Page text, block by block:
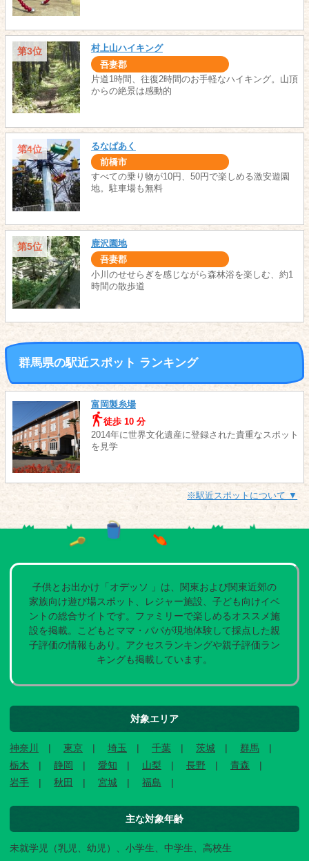
第3位 村上山ハイキング
吾妻郡
片道1時間、往復2時間のお手軽なハイキング。山頂
からの絶景は感動的
第4位 るなぱあく
前橋市
すべての乗り物が10円、50円で楽しめる激安遊園
地。駐車場も無料
第5位 鹿沢園地
吾妻郡
小川のせせらぎを感じながら森林浴を楽しむ、約1
時間の散歩道
群馬県の駅近スポット ランキング
富岡製糸場
徒歩 10 分
2014年に世界文化遺産に登録された貴重なスポット
を見学
※駅近スポットについて ▼
子供とお出かけ「オデッソ 」は、関東および関東近郊の
家族向け遊び場スポット、レジャー施設、子ども向けイベ
ントの総合サイトです。ファミリーで楽しめるオススメ施
設を掲載。こどもとママ・パパが現地体験して採点した親
子評価の情報もあり。アクセスランキングや親子評価ラン
キングも掲載しています。
対象エリア
神奈川 東京 埼玉 千葉 茨城
群馬
栃木
静岡 愛知 山梨 長野
青森
岩手
秋田 宮城 福島
主な対象年齢
未就学児（乳児、幼児）、小学生、中学生、高校生